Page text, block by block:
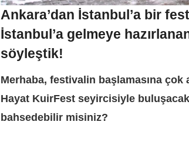
Ankara’dan İstanbul’a bir
İstanbul’a gelmeye
söyleştik!
Merhaba, festivalin başlamasına çok
Hayat KuirFest seyircisiyle
bahsedebilir misiniz?